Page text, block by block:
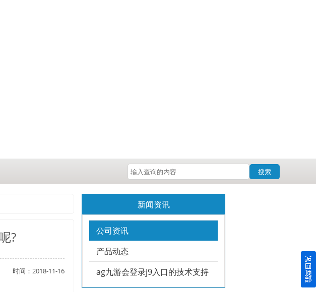
搜索
?
时间：2018-11-16
新闻资讯
公司资讯
产品动态
ag九游会登录j9入口的技术支持